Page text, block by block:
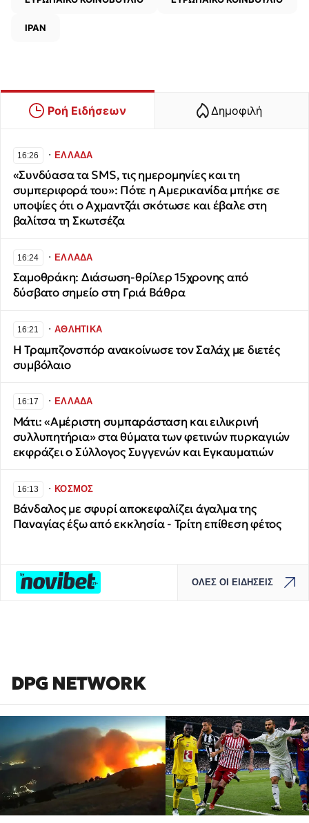
ΙΡΑΝ
Ροή Ειδήσεων Δημοφιλή
16:26 ∙ΕΛΛΑΔΑ
«Συνδύασα τα SMS, τις ημερομηνίες και τη
συμπεριφορά του»: Πότε η Αμερικανίδα μπήκε σε
υποψίες ότι ο Αχμαντζάι σκότωσε και έβαλε στη
βαλίτσα τη Σκωτσέζα
16:24 ∙ΕΛΛΑΔΑ
Σαμοθράκη: Διάσωση-θρίλερ 15χρονης από
δύσβατο σημείο στη Γριά Βάθρα
16:21 ∙ΑΘΛΗΤΙΚΑ
Η Τραμπζονσπόρ ανακοίνωσε τον Σαλάχ με διετές
συμβόλαιο
16:17 ∙ΕΛΛΑΔΑ
Μάτι: «Αμέριστη συμπαράσταση και ειλικρινή
συλλυπητήρια» στα θύματα των φετινών πυρκαγιών
εκφράζει ο Σύλλογος Συγγενών και Εγκαυματιών
16:13 ∙ΚΟΣΜΟΣ
Βάνδαλος με σφυρί αποκεφαλίζει άγαλμα της
Παναγίας έξω από εκκλησία - Τρίτη επίθεση φέτος
ΟΛΕΣ ΟΙ ΕΙΔΗΣΕΙΣ
DPG NETWORK